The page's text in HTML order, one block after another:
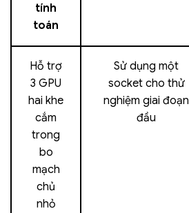
tính
toán
Hỗ trợ
3 GPU
hai khe
cắm
trong
bo
mạch
chủ
nhỏ
Sử dụng một
socket cho thử
nghiệm giai đoạn
đầu